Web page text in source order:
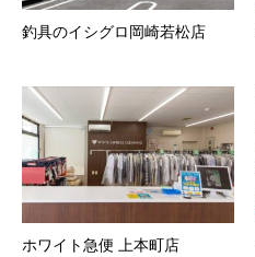
釣具のイシグロ岡崎若松店
ホワイト急便 上本町店